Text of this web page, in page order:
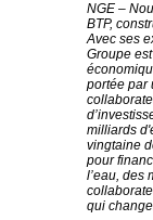
NGE –
BTP,
Avec ses
Groupe
portée par
milliards
vingtaine
pour
l’eau, des
qui